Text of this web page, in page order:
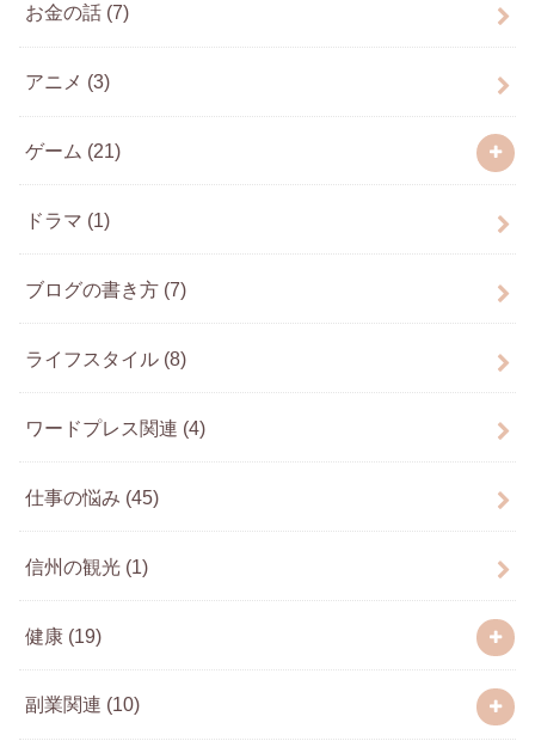
お金の話 (7)
アニメ (3)
ゲーム (21)
ドラマ (1)
ブログの書き方 (7)
ライフスタイル (8)
ワードプレス関連 (4)
仕事の悩み (45)
信州の観光 (1)
健康 (19)
副業関連 (10)